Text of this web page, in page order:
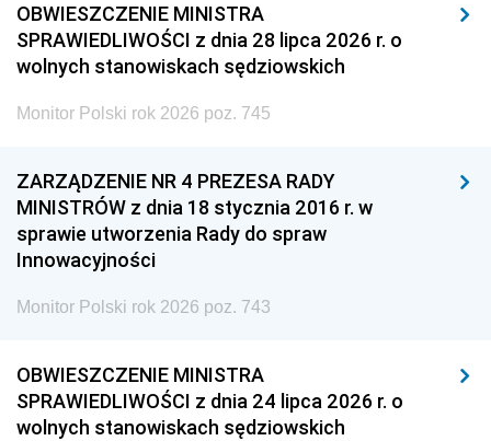
OBWIESZCZENIE MINISTRA
SPRAWIEDLIWOŚCI z dnia 28 lipca 2026 r. o
wolnych stanowiskach sędziowskich
Monitor Polski rok 2026 poz. 745
ZARZĄDZENIE NR 4 PREZESA RADY
MINISTRÓW z dnia 18 stycznia 2016 r. w
sprawie utworzenia Rady do spraw
Innowacyjności
Monitor Polski rok 2026 poz. 743
OBWIESZCZENIE MINISTRA
SPRAWIEDLIWOŚCI z dnia 24 lipca 2026 r. o
wolnych stanowiskach sędziowskich